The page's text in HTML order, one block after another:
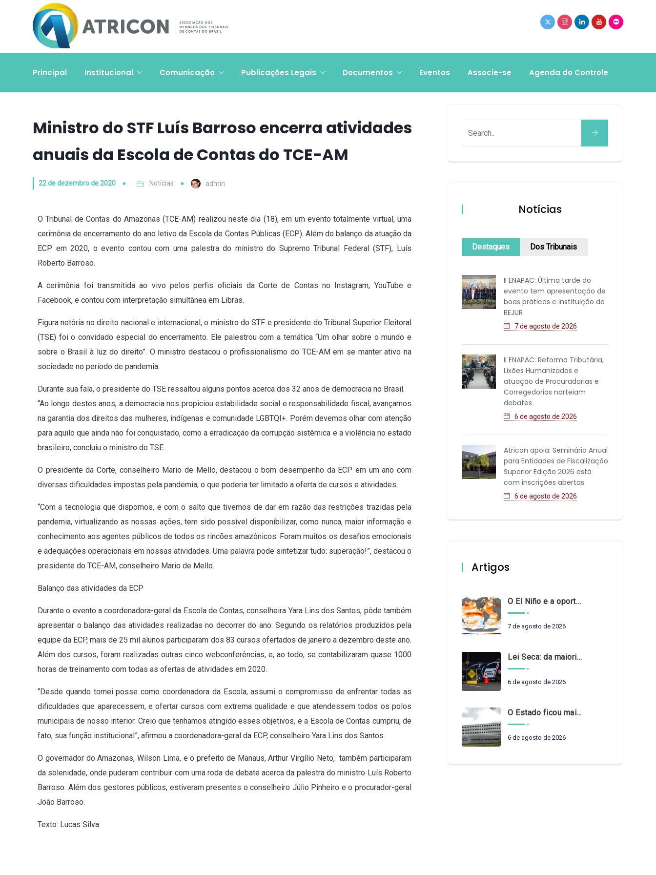
Principal Institucional Comunicação Publicações Legais Documentos Eventos Associe-se Agenda do Controle
Ministro do STF Luís Barroso encerra atividades
anuais da Escola de Contas do TCE-AM
22 de dezembro de 2020 Notícias admin
O Tribunal de Contas do Amazonas (TCE-AM) realizou neste dia (18), em um evento totalmente virtual, uma
cerimônia de encerramento do ano letivo da Escola de Contas Públicas (ECP). Além do balanço da atuação da
ECP em 2020, o evento contou com uma palestra do ministro do Supremo Tribunal Federal (STF), Luís
Roberto Barroso.
A cerimônia foi transmitida ao vivo pelos perfis oficiais da Corte de Contas no Instagram, YouTube e
Facebook, e contou com interpretação simultânea em Libras.
Figura notória no direito nacional e internacional, o ministro do STF e presidente do Tribunal Superior Eleitoral
(TSE) foi o convidado especial do encerramento. Ele palestrou com a temática “Um olhar sobre o mundo e
sobre o Brasil à luz do direito”. O ministro destacou o profissionalismo do TCE-AM em se manter ativo na
sociedade no período de pandemia.
Durante sua fala, o presidente do TSE ressaltou alguns pontos acerca dos 32 anos de democracia no Brasil.
“Ao longo destes anos, a democracia nos propiciou estabilidade social e responsabilidade fiscal, avançamos
na garantia dos direitos das mulheres, indígenas e comunidade LGBTQI+. Porém devemos olhar com atenção
para aquilo que ainda não foi conquistado, como a erradicação da corrupção sistêmica e a violência no estado
brasileiro, concluiu o ministro do TSE.
O presidente da Corte, conselheiro Mario de Mello, destacou o bom desempenho da ECP em um ano com
diversas dificuldades impostas pela pandemia, o que poderia ter limitado a oferta de cursos e atividades.
“Com a tecnologia que dispomos, e com o salto que tivemos de dar em razão das restrições trazidas pela
pandemia, virtualizando as nossas ações, tem sido possível disponibilizar, como nunca, maior informação e
conhecimento aos agentes públicos de todos os rincões amazônicos. Foram muitos os desafios emocionais
e adequações operacionais em nossas atividades. Uma palavra pode sintetizar tudo: superação!”, destacou o
presidente do TCE-AM, conselheiro Mario de Mello.
Balanço das atividades da ECP
Durante o evento a coordenadora-geral da Escola de Contas, conselheira Yara Lins dos Santos, pôde também
apresentar o balanço das atividades realizadas no decorrer do ano. Segundo os relatórios produzidos pela
equipe da ECP, mais de 25 mil alunos participaram dos 83 cursos ofertados de janeiro a dezembro deste ano.
Além dos cursos, foram realizadas outras cinco webconferências, e, ao todo, se contabilizaram quase 1000
horas de treinamento com todas as ofertas de atividades em 2020.
“Desde quando tomei posse como coordenadora da Escola, assumi o compromisso de enfrentar todas as
dificuldades que aparecessem, e ofertar cursos com extrema qualidade e que atendessem todos os polos
municipais de nosso interior. Creio que tenhamos atingido esses objetivos, e a Escola de Contas cumpriu, de
fato, sua função institucional”, afirmou a coordenadora-geral da ECP, conselheiro Yara Lins dos Santos.
O governador do Amazonas, Wilson Lima, e o prefeito de Manaus, Arthur Virgílio Neto, também participaram
da solenidade, onde puderam contribuir com uma roda de debate acerca da palestra do ministro Luís Roberto
Barroso. Além dos gestores públicos, estiveram presentes o conselheiro Júlio Pinheiro e o procurador-geral
João Barroso.
Texto: Lucas Silva
Notícias
Destaques Dos Tribunais
II ENAPAC: Última tarde do
evento tem apresentação de
boas práticas e instituição da
REJUR
7 de agosto de 2026
II ENAPAC: Reforma Tributária,
Lixões Humanizados e
atuação de Procuradorias e
Corregedorias norteiam
debates
6 de agosto de 2026
Atricon apoia: Seminário Anual
para Entidades de Fiscalização
Superior Edição 2026 está
com inscrições abertas
6 de agosto de 2026
Artigos
O El Niño e a oportunidade de fortalecer o controle externo das políticas climáticas
7 de agosto de 2026
Lei Seca: da maioridade à maturidade
6 de agosto de 2026
O Estado ficou mais complexo. O controle precisa acompanhar
6 de agosto de 2026